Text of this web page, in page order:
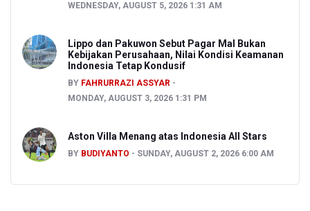
WEDNESDAY, AUGUST 5, 2026 1:31 AM
Lippo dan Pakuwon Sebut Pagar Mal Bukan
Kebijakan Perusahaan, Nilai Kondisi Keamanan
Indonesia Tetap Kondusif
BY FAHRURRAZI ASSYAR
MONDAY, AUGUST 3, 2026 1:31 PM
Aston Villa Menang atas Indonesia All Stars
BY BUDIYANTO SUNDAY, AUGUST 2, 2026 6:00 AM